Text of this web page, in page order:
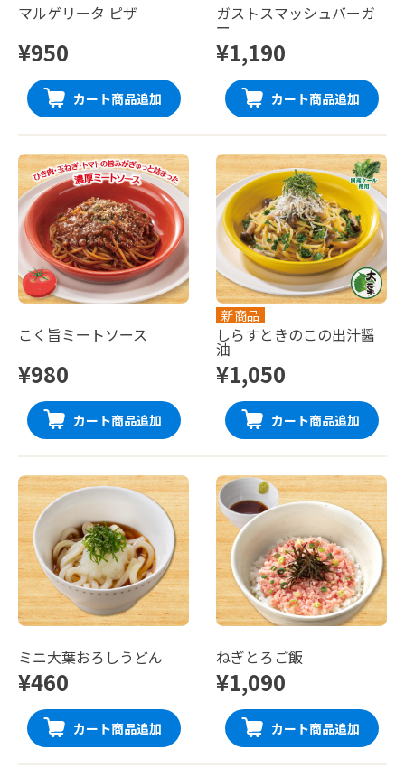
マルゲリータ ピザ
¥950
カート商品追加
ガストスマッシュバーガ
ー
¥1,190
カート商品追加
こく旨ミートソース
¥980
カート商品追加
新商品
しらすときのこの出汁醤
油
¥1,050
カート商品追加
ミニ大葉おろしうどん
¥460
カート商品追加
ねぎとろご飯
¥1,090
カート商品追加